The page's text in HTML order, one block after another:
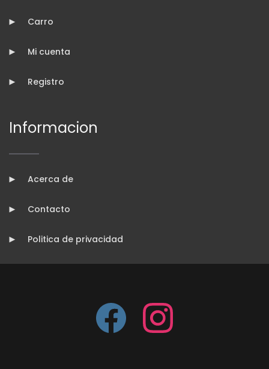
Carro
Mi cuenta
Registro
Informacion
Acerca de
Contacto
Politica de privacidad